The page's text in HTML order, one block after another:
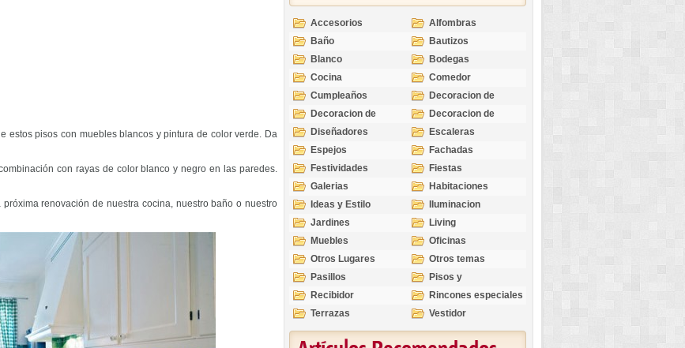
estos pisos con muebles blancos y pintura de color verde. Da
con rayas de color blanco y negro en las paredes.
próxima renovación de nuestra cocina, nuestro baño o nuestro
Accesorios
Alfombras
Baño
Bautizos
Blanco
Bodegas
Cocina
Comedor
Cumpleaños
Decoracion de
Exteriores
Decoracion de
Interiores
Decoracion de
Ocasiones
Diseñadores
Escaleras
Espejos
Fachadas
Festividades
Fiestas
Galerias
Habitaciones
Ideas y Estilo
Iluminacion
Jardines
Living
Muebles
Oficinas
Otros Lugares
Otros temas
Pasillos
Pisos y
revestimientos
Recibidor
Rincones especiales
Terrazas
Vestidor